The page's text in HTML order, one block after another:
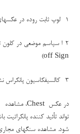
1- لوپ ثابت روده در عکسهای مختلف در نزدیکی پانکراس (
2-ا سپاسم موضعی در کلون ترانسورس با اتساع ناحیه پروکزیمال (
off Sign
)
3- کالسیفکاسیون پانکراس نشان دهنده پانکراتیت مزمن می باشد.
در عکسChest، مشاهده
تواند تأئید کننده
شود. مشاهده سنگهای